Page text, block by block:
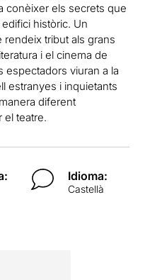
conèixer els secrets que
històric. Un
rendeix tribut als grans
i el cinema de
espectadors viuran a la
estranyes i inquietants
diferent
el teatre.
Idioma:
Castellà